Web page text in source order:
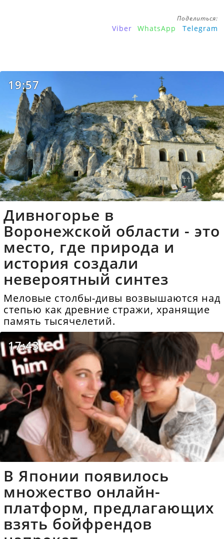
Поделиться:
Viber WhatsApp Telegram
19:57
Дивногорье в
Воронежской области - это
место, где природа и
история создали
невероятный синтез
Меловые столбы-дивы возвышаются над
степью как древние стражи, хранящие
память тысячелетий.
17:43
В Японии появилось
множество онлайн-
платформ, предлагающих
взять бойфрендов